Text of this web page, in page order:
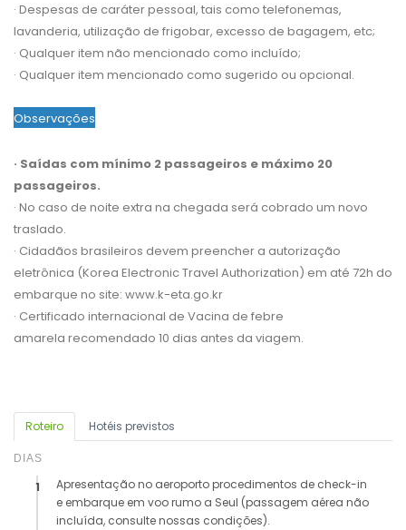
Roteiro Hotéis previstos
DIAS
1
Apresentação no aeroporto procedimentos de check-in
e embarque em voo rumo a Seul (passagem aérea não
incluída, consulte nossas condições).
· Despesas de caráter pessoal, tais como telefonemas,
lavanderia, utilização de frigobar, excesso de bagagem, etc;
· Qualquer item não mencionado como incluído;
· Qualquer item mencionado como sugerido ou opcional.
Observações
· Saídas com mínimo 2 passageiros e máximo 20
passageiros.
· No caso de noite extra na chegada será cobrado um novo
traslado.
· Cidadãos brasileiros devem preencher a autorização
eletrônica (Korea Electronic Travel Authorization) em até 72h do
embarque no site: www.k-eta.go.kr
· Certificado internacional de Vacina de febre
amarela recomendado 10 dias antes da viagem.